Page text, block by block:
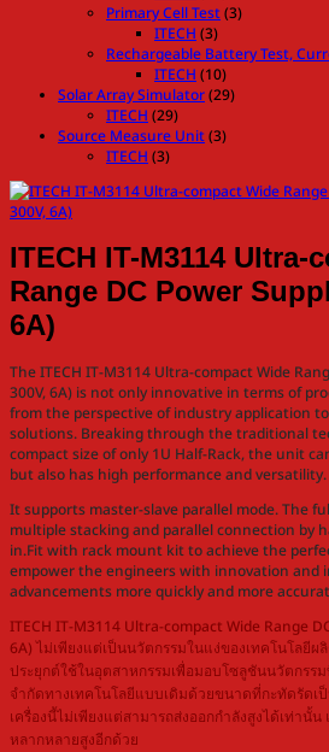
Primary Cell Test(3)
ITECH (3)
Rechargeable Battery Test,
ITECH (10)
Solar Array Simulator(29)
ITECH (29)
Source Measure Unit(3)
ITECH (3)
ITECH IT-M3114 Ultra-
Range DC Power
6A)
The ITECH IT-M3114 Ultra-compact Wide
300V, 6A) is not only innovative in terms of
from the perspective of industry application
solutions. Breaking through the traditional
compact size of only 1U Half-Rack, the unit
but also has high performance and versatility.
It supports master-slave parallel mode. The
multiple stacking and parallel connection by
in.Fit with rack mount kit to achieve the
empower the engineers with innovation and
advancements more quickly and more
ITECH IT-M3114 Ultra-compact Wide Range
6A) ไม่เพียงแต่เป็นนวัตกรรมในแง่ของเทคโนโลยี
ประยุกต์ใช้ในอุตสาหกรรมเพื่อมอบโซลูชันนวัตกรร
จำกัดทางเทคโนโลยีแบบเดิมด้วยขนาดที่กะทัดรัดเ
เครื่องนี้ไม่เพียงแต่สามารถส่งออกกำลังสูงได้เท่านั้
หลากหลายสูงอีกด้วย